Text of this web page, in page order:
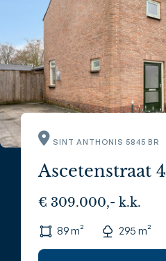
SINT ANTHONIS 5845 BR
Ascetenstraat 4
€ 309.000,- k.k.
89 m² 295 m²